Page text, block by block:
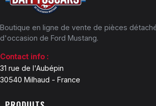
Boutique en ligne de vente de pièces
d'occasion de Ford Mustang.
Contact info :
31 rue de l'Aubépin
30540 Milhaud - France